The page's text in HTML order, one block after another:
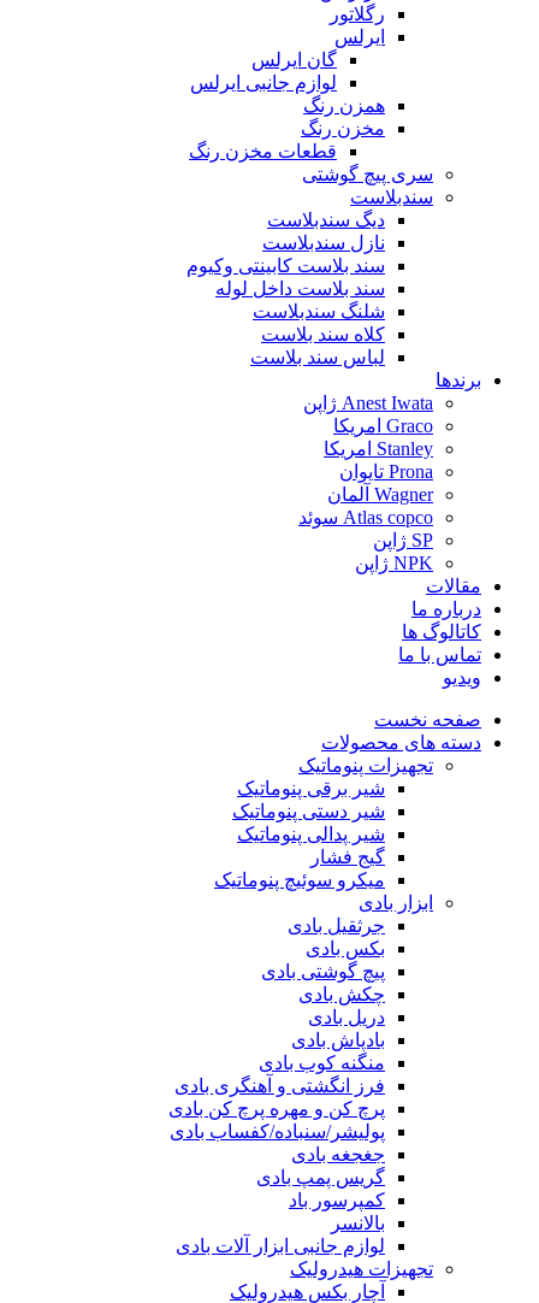
رگلاتور
ایرلس
گان ایرلس
لوازم جانبی ایرلس
همزن رنگ
مخزن رنگ
قطعات مخزن رنگ
سری پیچ گوشتی
سندبلاست
دیگ سندبلاست
نازل سندبلاست
سند بلاست کابینتی وکیوم
سند بلاست داخل لوله
شلنگ سندبلاست
کلاه سند بلاست
لباس سند بلاست
برندها
Anest Iwata ژاپن
Graco امریکا
Stanley امریکا
Prona تایوان
Wagner آلمان
Atlas copco سوئد
SP ژاپن
NPK ژاپن
مقالات
درباره ما
کاتالوگ ها
تماس با ما
ویدیو
صفحه نخست
دسته های محصولات
تجهیزات پنوماتیک
شیر برقی پنوماتیک
شیر دستی پنوماتیک
شیر پدالی پنوماتیک
گیج فشار
میکرو سوئیچ پنوماتیک
ابزار بادی
جرثقیل بادی
بکس بادی
پیچ گوشتی بادی
چکش بادی
دریل بادی
بادپاش بادی
منگنه کوب بادی
فرز انگشتی و آهنگری بادی
پرچ کن و مهره پرچ کن بادی
پولیشر/سنباده/کفساب بادی
جغجغه بادی
گریس پمپ بادی
کمپرسور باد
بالانسر
لوازم جانبی ابزار آلات بادی
تجهیزات هیدرولیک
آچار بکس هیدرولیک